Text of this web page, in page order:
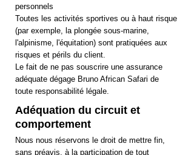
personnels
Toutes les activités sportives ou à haut risque
(par exemple, la plongée sous-marine,
l'alpinisme, l'équitation) sont pratiquées aux
risques et périls du client.
Le fait de ne pas souscrire une assurance
adéquate dégage Bruno African Safari de
toute responsabilité légale.
Adéquation du circuit et
comportement
Nous nous réservons le droit de mettre fin,
sans préavis, à la participation de tout